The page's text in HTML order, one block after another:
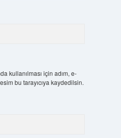
kullanılması için adım, e-
bu tarayıcıya kaydedilsin.